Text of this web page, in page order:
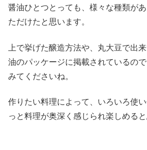
醤油ひとつとっても、様々な種類が
ただけたと思います。
上で挙げた醸造方法や、丸大豆で出
油のパッケージに掲載されているの
みてくださいね。
作りたい料理によって、いろいろ使
っと料理が奥深く感じられ楽しめると